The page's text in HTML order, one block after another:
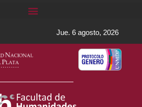
Jue. 6 agosto, 2026